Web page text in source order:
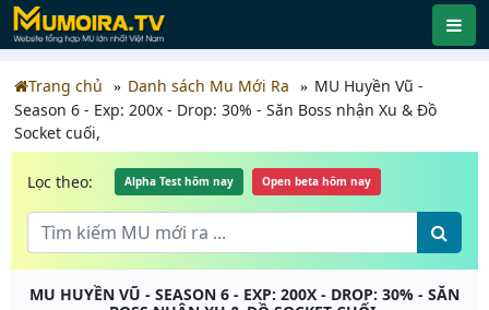
Trang chủ Danh sách Mu Mới Ra
MU Huyền Vũ -
Season 6 - Exp: 200x - Drop: 30% - Săn Boss nhận Xu & Đồ
Socket cuối,
Lọc theo: Alpha Test hôm nay Open beta hôm nay
MU HUYỀN VŨ - SEASON 6 - EXP: 200X - DROP: 30% - SĂN